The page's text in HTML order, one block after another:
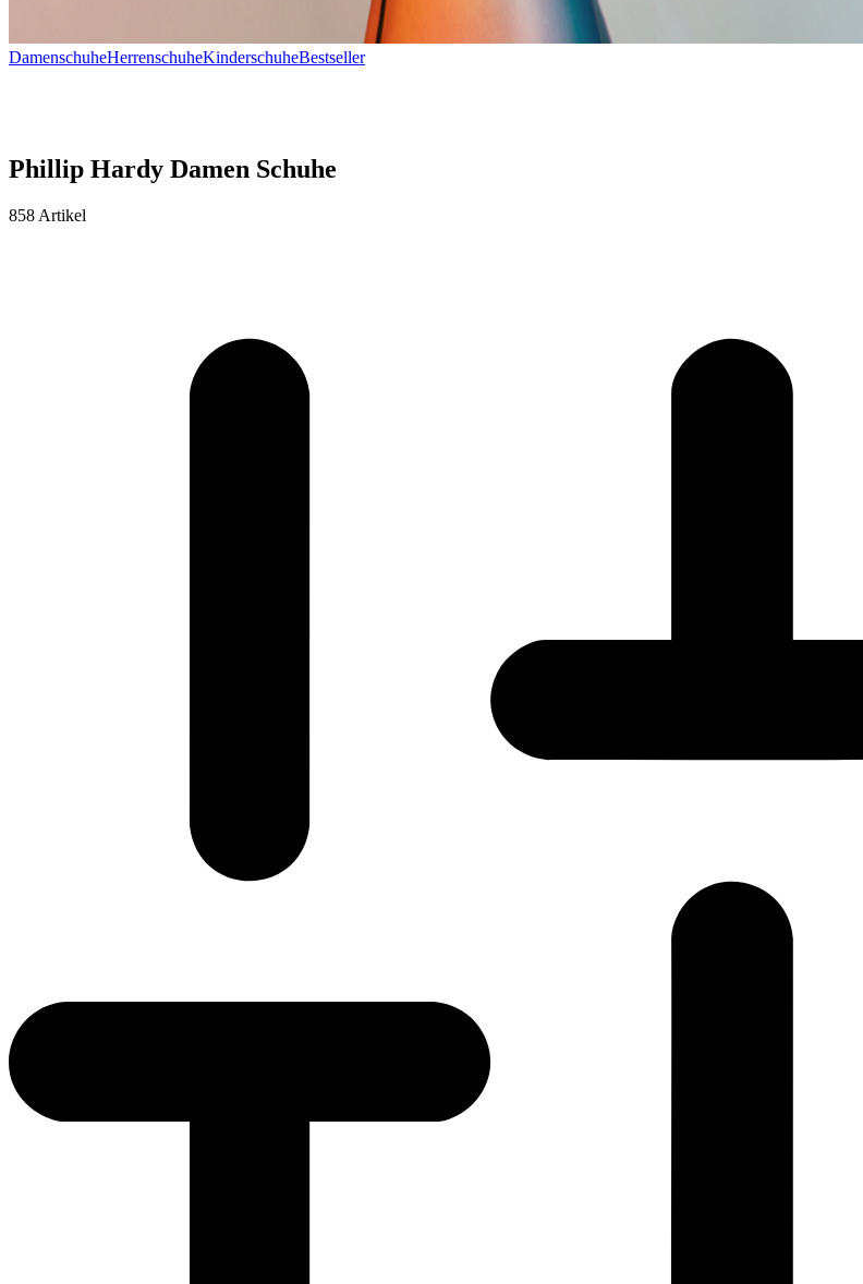
DamenschuheHerrenschuheKinderschuheBestseller
Phillip Hardy Damen Schuhe
858 Artikel